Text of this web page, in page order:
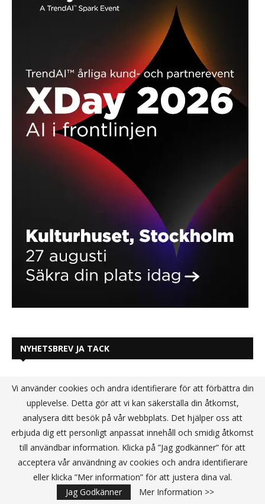
NYHETSBREV JA TACK
Vi använder cookies och andra identifierare för att förbättra din
upplevelse. Detta gör att vi kan säkerställa din åtkomst,
analysera ditt besök på vår webbplats. Det hjälper oss att
erbjuda dig ett personligt anpassat innehåll och smidig åtkomst
till användbar information. Klicka på ”Jag godkänner” för att
acceptera vår användning av cookies och andra identifierare
eller klicka ”Mer information” för att justera dina val.
Jag Godkänner
Mer Information >>